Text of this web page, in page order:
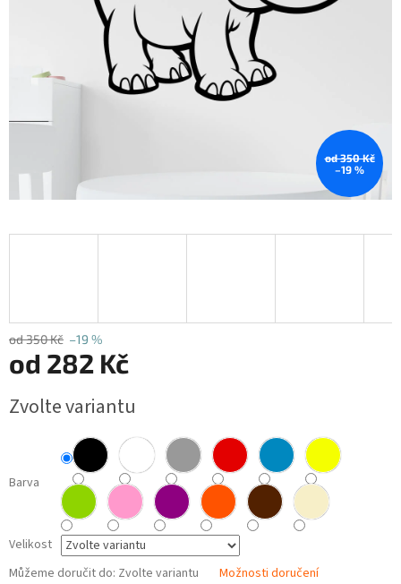
od 350 Kč
–19 %
od 350 Kč –19 %
od 282 Kč
cena:
Zvolte variantu
Barva
Velikost
Můžeme doručit do: Zvolte variantu Možnosti doručení